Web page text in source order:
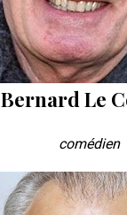
Bernard Le
comédien